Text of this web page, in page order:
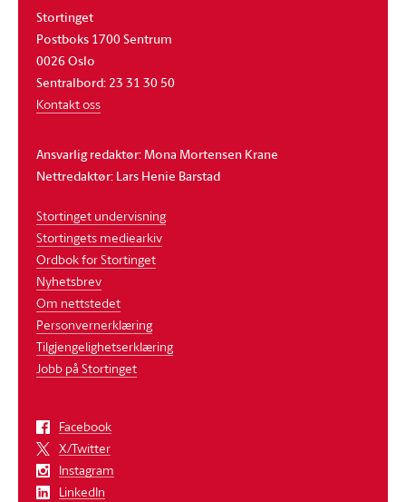
Stortinget
Postboks 1700 Sentrum
0026 Oslo
Sentralbord: 23 31 30 50
Kontakt oss
Ansvarlig redaktør: Mona Mortensen Krane
Nettredaktør: Lars Henie Barstad
Stortinget undervisning
Stortingets mediearkiv
Ordbok for Stortinget
Nyhetsbrev
Om nettstedet
Personvernerklæring
Tilgjengelighetserklæring
Jobb på Stortinget
Facebook
X/Twitter
Instagram
LinkedIn